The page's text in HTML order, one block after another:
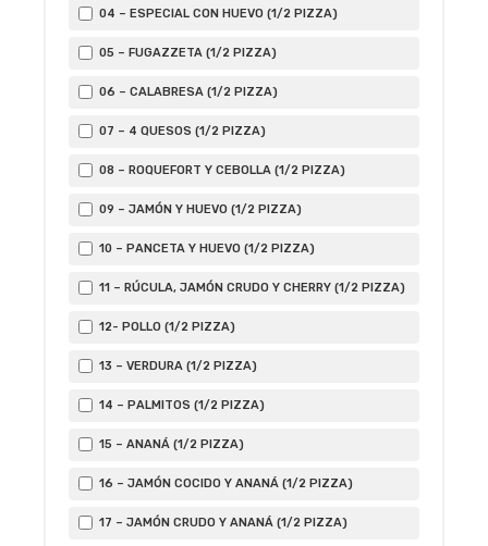
04 – ESPECIAL CON HUEVO (1/2 PIZZA)
05 – FUGAZZETA (1/2 PIZZA)
06 – CALABRESA (1/2 PIZZA)
07 – 4 QUESOS (1/2 PIZZA)
08 – ROQUEFORT Y CEBOLLA (1/2 PIZZA)
09 – JAMÓN Y HUEVO (1/2 PIZZA)
10 – PANCETA Y HUEVO (1/2 PIZZA)
11 – RÚCULA, JAMÓN CRUDO Y CHERRY (1/2 PIZZA)
12- POLLO (1/2 PIZZA)
13 – VERDURA (1/2 PIZZA)
14 – PALMITOS (1/2 PIZZA)
15 – ANANÁ (1/2 PIZZA)
16 – JAMÓN COCIDO Y ANANÁ (1/2 PIZZA)
17 – JAMÓN CRUDO Y ANANÁ (1/2 PIZZA)